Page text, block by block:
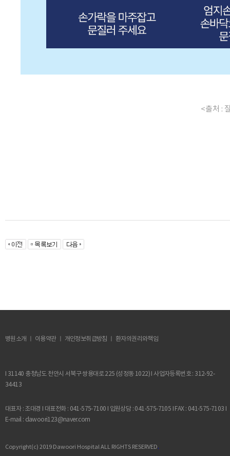
<출처 :
병원소개 ㅣ 이용약관 ㅣ 개인정보취급방침 ㅣ 환자의권리와책임
I 31140 충청남도 천안시 서북구 쌍용대로 225 (성정동 1022) I 사업자등록번호 : 312-92-
34413
대표자 : 조대경 I 대표전화 : 041-575-7100 I 입원상담 : 041-575-7105 I FAX : 041-575-7103 I
E-mail : dawoori123@naver.com
Copyright(c) 2019 Dawoori Hospital ALL RIGHTS RESERVED.